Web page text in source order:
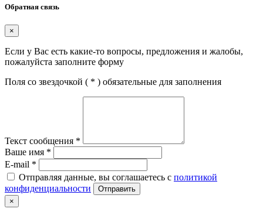
Обратная связь
×
Если у Вас есть какие-то вопросы, предложения и жалобы,
пожалуйста заполните форму
Поля со звездочкой ( * ) обязательные для заполнения
Текст сообщения *
Ваше имя *
E-mail *
Отправляя данные, вы соглашаетесь с политикой
конфиденциальности
Отправить
×